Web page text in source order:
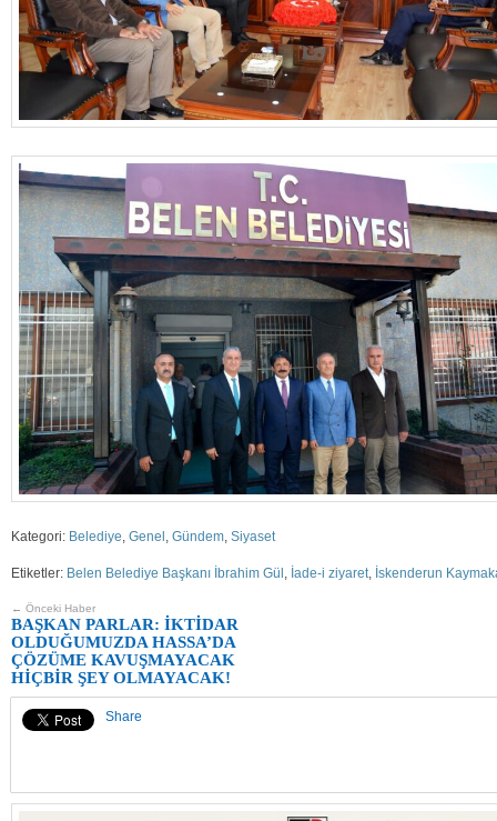
Kategori: Belediye, Genel , Gündem, Siyaset
Etiketler: Belen Belediye Başkanı İbrahim Gül , İade-i ziyaret, İskenderun
← Önceki Haber
BAŞKAN PARLAR: İKTİDAR
OLDUĞUMUZDA HASSA’DA
ÇÖZÜME KAVUŞMAYACAK
HİÇBİR ŞEY OLMAYACAK!
Share